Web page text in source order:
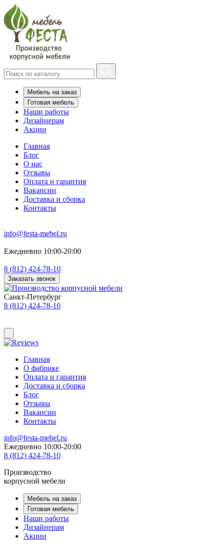
Мебель на заказ
Готовая мебель
Наши работы
Дизайнерам
Акции
Главная
Блог
О нас
Отзывы
Оплата и гарантия
Вакансии
Доставка и сборка
Контакты
info@festa-mebel.ru
Ежедневно 10:00-20:00
8 (812) 424-78-10
Заказать звонок
Санкт-Петербург
8 (812) 424-78-10
Главная
О фабрике
Оплата и гарантия
Доставка и сборка
Блог
Отзывы
Вакансии
Контакты
info@festa-mebel.ru
Ежедневно 10:00-20:00
8 (812) 424-78-10
Производство
корпусной мебели
Мебель на заказ
Готовая мебель
Наши работы
Дизайнерам
Акции